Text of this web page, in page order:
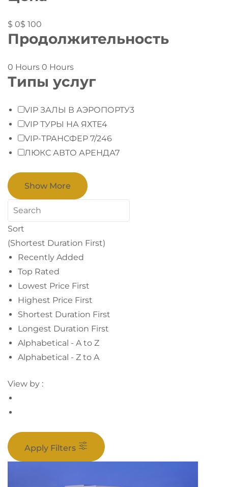
$ 0$ 100
Продолжительность
0 Hours 0 Hours
Типы услуг
VIP ЗАЛЫ В АЭРОПОРТУ3
VIP ТУРЫ НА ЯХТЕ4
VIP-ТРАНСФЕР 7/246
ЛЮКС АВТО АРЕНДА7
Show More
Sort
(Shortest Duration First)
Recently Added
Top Rated
Lowest Price First
Highest Price First
Shortest Duration First
Longest Duration First
Alphabetical - A to Z
Alphabetical - Z to A
View by :
Apply Filters